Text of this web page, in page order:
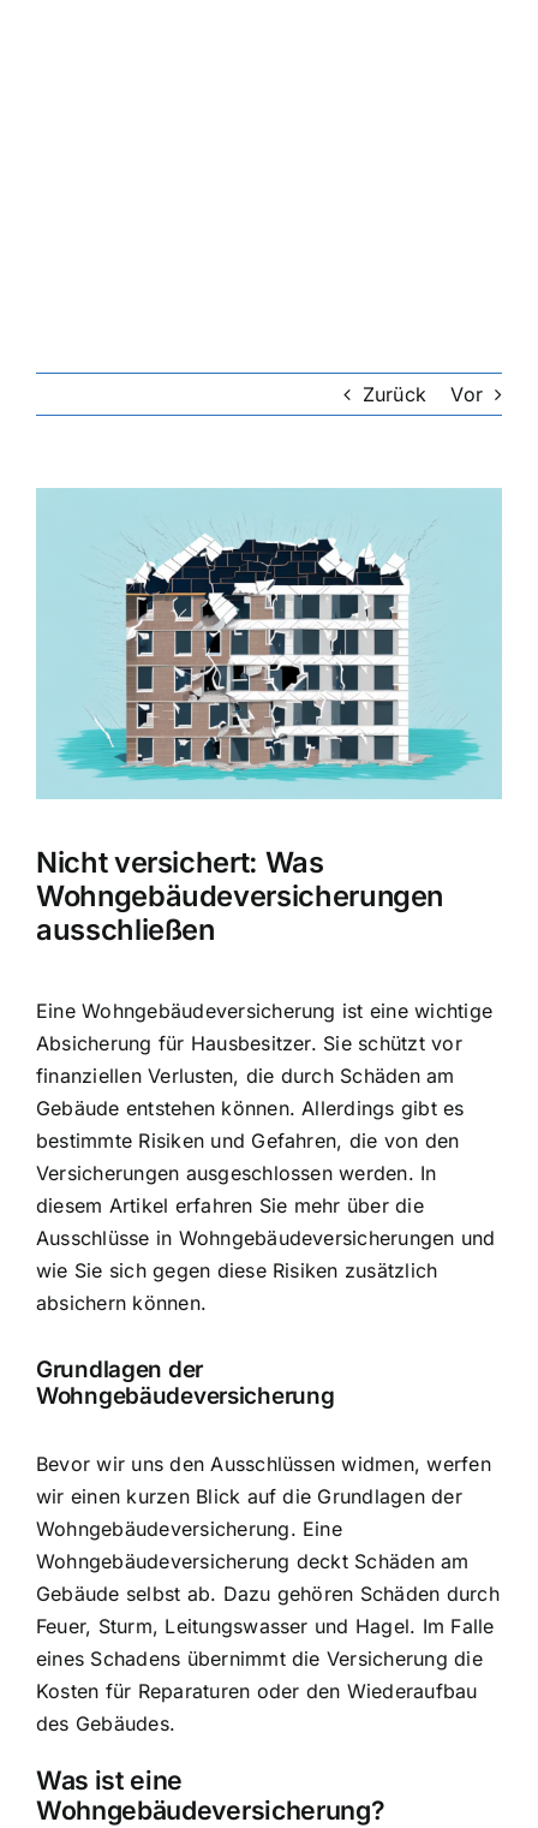
Hausratversicherung
Berufsunfähigkeitsversicherung
Weitere Tarifvergleiche
Hilfe und Kontakt
Zurück Vor
Nicht versichert: Was
Wohngebäudeversicherungen
ausschließen
Eine Wohngebäudeversicherung ist eine wichtige
Absicherung für Hausbesitzer. Sie schützt vor
finanziellen Verlusten, die durch Schäden am
Gebäude entstehen können. Allerdings gibt es
bestimmte Risiken und Gefahren, die von den
Versicherungen ausgeschlossen werden. In
diesem Artikel erfahren Sie mehr über die
Ausschlüsse in Wohngebäudeversicherungen und
wie Sie sich gegen diese Risiken zusätzlich
absichern können.
Grundlagen der
Wohngebäudeversicherung
Bevor wir uns den Ausschlüssen widmen, werfen
wir einen kurzen Blick auf die Grundlagen der
Wohngebäudeversicherung. Eine
Wohngebäudeversicherung deckt Schäden am
Gebäude selbst ab. Dazu gehören Schäden durch
Feuer, Sturm, Leitungswasser und Hagel. Im Falle
eines Schadens übernimmt die Versicherung die
Kosten für Reparaturen oder den Wiederaufbau
des Gebäudes.
Was ist eine
Wohngebäudeversicherung?